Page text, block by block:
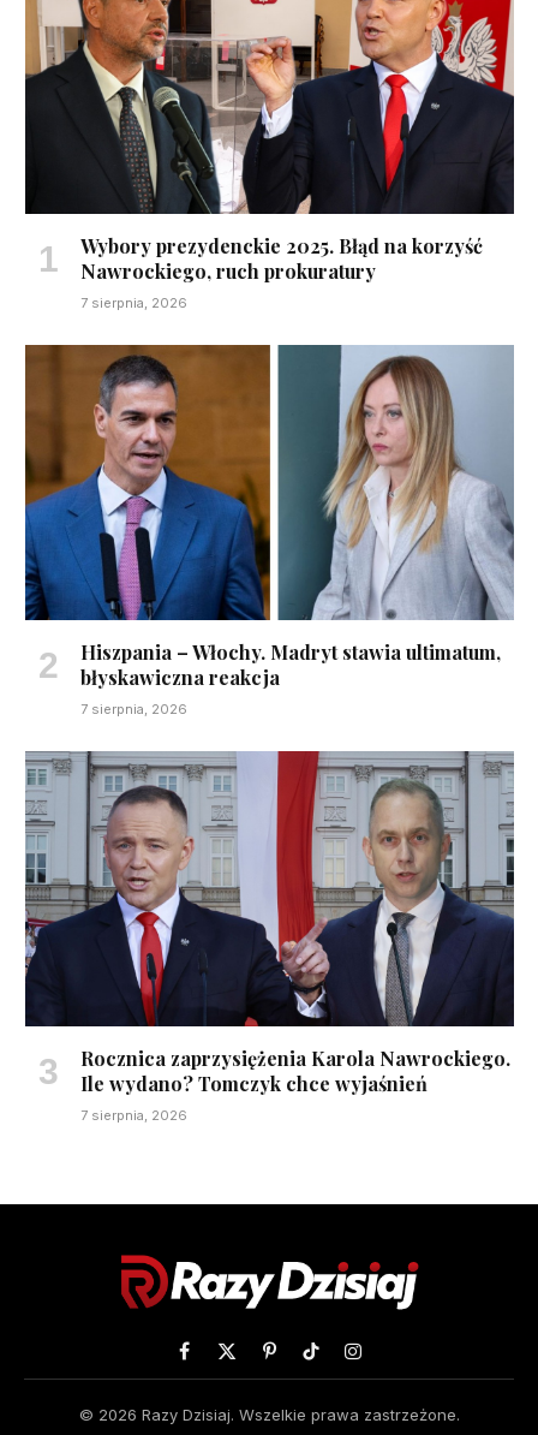
Wybory prezydenckie 2025. Błąd na korzyść
Nawrockiego, ruch prokuratury
7 sierpnia, 2026
Hiszpania – Włochy. Madryt stawia ultimatum,
błyskawiczna reakcja
7 sierpnia, 2026
Rocznica zaprzysiężenia Karola Nawrockiego.
Ile wydano? Tomczyk chce wyjaśnień
7 sierpnia, 2026
Facebook
X
PinterestTikTokInstagram
© 2026 Razy Dzisiaj. Wszelkie prawa zastrzeżone.